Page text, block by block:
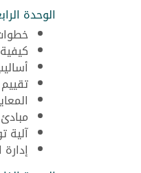
الوحدة
آلية